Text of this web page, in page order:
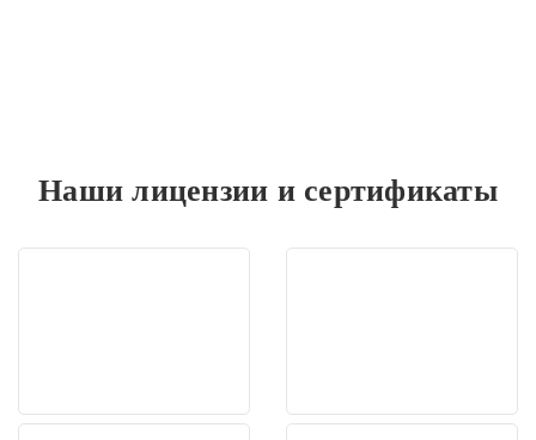
Наши лицензии и сертификаты